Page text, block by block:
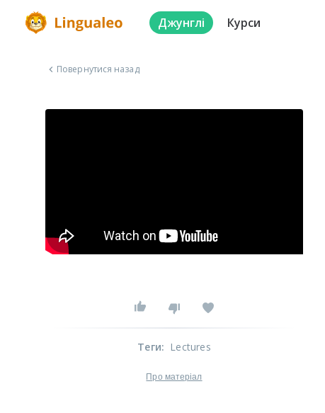
Джунглі Курси
Повернутися назад
Теги: Lectures
Про матеріал